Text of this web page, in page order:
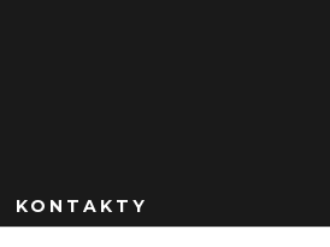
KONTAKTY